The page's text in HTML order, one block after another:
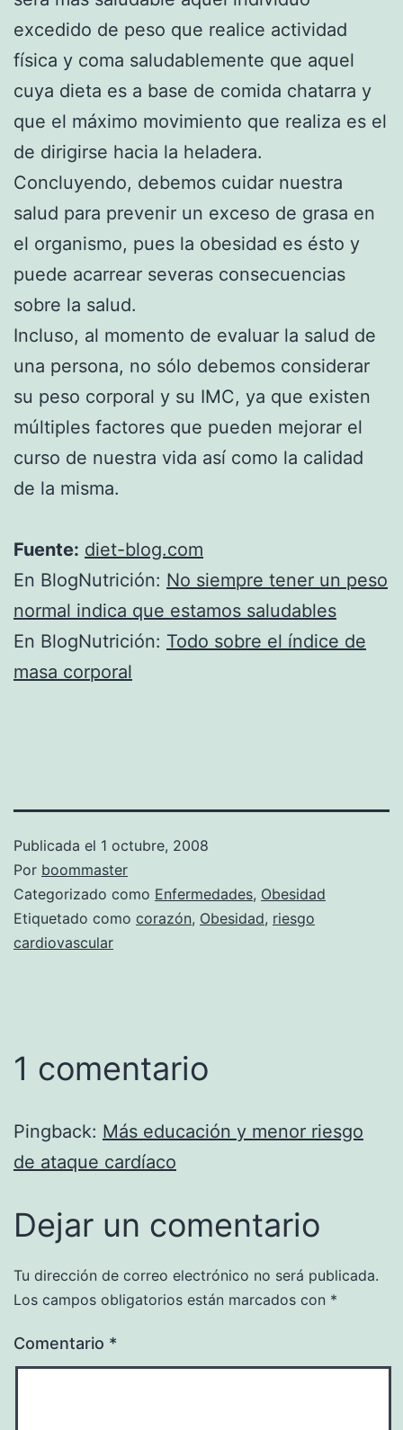
excedido de peso que realice actividad
física y coma saludablemente que aquel
cuya dieta es a base de comida chatarra y
que el máximo movimiento que realiza es el
de dirigirse hacia la heladera.
Concluyendo, debemos cuidar nuestra
salud para prevenir un exceso de grasa en
el organismo, pues la obesidad es ésto y
puede acarrear severas consecuencias
sobre la salud.
Incluso, al momento de evaluar la salud de
una persona, no sólo debemos considerar
su peso corporal y su IMC, ya que existen
múltiples factores que pueden mejorar el
curso de nuestra vida así como la calidad
de la misma.
Fuente: diet-blog.com
En BlogNutrición: No siempre tener un peso
normal indica que estamos saludables
En BlogNutrición: Todo sobre el índice de
masa corporal
Publicada el 1 octubre, 2008
Por boommaster
Categorizado como Enfermedades, Obesidad
Etiquetado como corazón, Obesidad, riesgo
cardiovascular
1 comentario
Pingback: Más educación y menor riesgo
de ataque cardíaco
Dejar un comentario
Tu dirección de correo electrónico no será publicada.
Los campos obligatorios están marcados con *
Comentario *